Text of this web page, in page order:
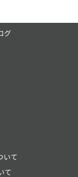
グ
いて
て